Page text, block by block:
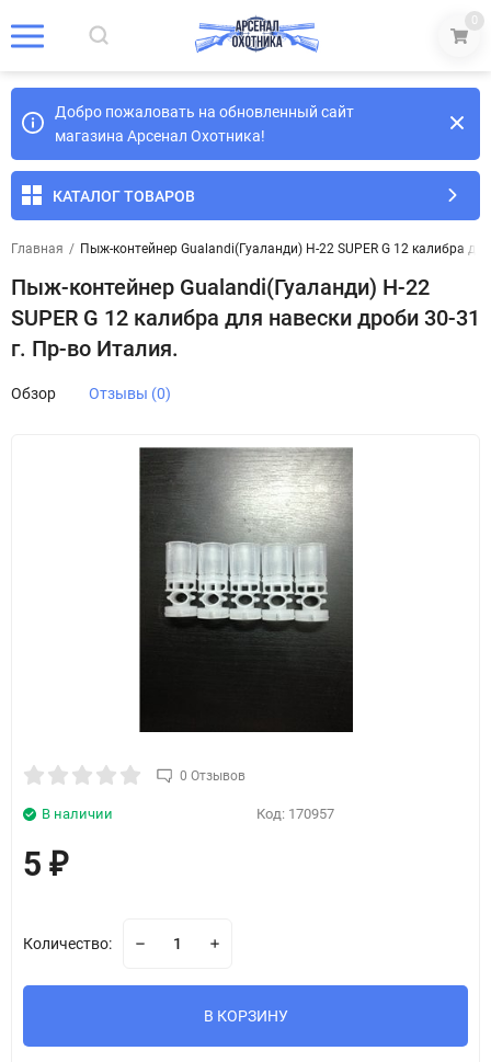
0
Добро пожаловать на обновленный сайт
магазина Арсенал Охотника!
КАТАЛОГ ТОВАРОВ
Главная / Пыж-контейнер Gualandi(Гуаланди) H-22 SUPER G 12 калибра
Пыж-контейнер Gualandi(Гуаланди) H-22
SUPER G 12 калибра для навески дроби 30-31
г. Пр-во Италия.
Обзор Отзывы (0)
0 Отзывов
Код: 170957
В наличии
5 ₽
Количество:
В КОРЗИНУ